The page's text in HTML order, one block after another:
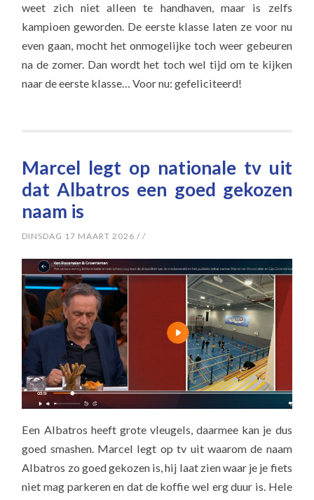
weet zich niet alleen te handhaven, maar is zelfs
kampioen geworden. De eerste klasse laten ze voor nu
even gaan, mocht het onmogelijke toch weer gebeuren
na de zomer. Dan wordt het toch wel tijd om te kijken
naar de eerste klasse… Voor nu: gefeliciteerd!
Marcel legt op nationale tv uit
dat Albatros een goed gekozen
naam is
DINSDAG 17 MAART 2026 //
Een Albatros heeft grote vleugels, daarmee kan je dus
goed smashen. Marcel legt op tv uit waarom de naam
Albatros zo goed gekozen is, hij laat zien waar je je fiets
niet mag parkeren en dat de koffie wel erg duur is. Hele